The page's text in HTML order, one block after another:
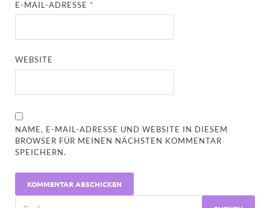
E-MAIL-ADRESSE*
WEBSITE
NAME, E-MAIL-ADRESSE UND WEBSITE IN DIESEM
BROWSER FÜR MEINEN NÄCHSTEN KOMMENTAR
SPEICHERN.